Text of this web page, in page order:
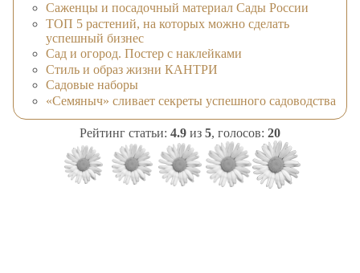
Саженцы и посадочный материал Сады России
ТОП 5 растений, на которых можно сделать
успешный бизнес
Сад и огород. Постер с наклейками
Стиль и образ жизни КАНТРИ
Садовые наборы
«Семяныч» сливает секреты успешного садоводства
Рейтинг статьи: 4.9 из 5, голосов: 20